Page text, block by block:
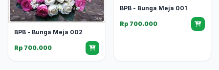
BPB - Bunga Meja 002
Rp 700.000
BPB - Bunga Meja 001
Rp 700.000